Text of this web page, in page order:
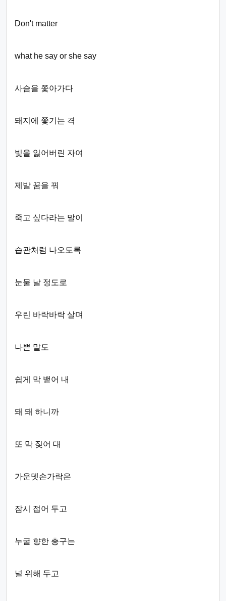
Don't matter
what he say or she say
사슴을 쫓아가다
돼지에 쫓기는 격
빛을 잃어버린 자여
제발 꿈을 꿔
죽고 싶다라는 말이
습관처럼 나오도록
눈물 날 정도로
우린 바락바락 살며
나쁜 말도
쉽게 막 뱉어 내
돼 돼 하니까
또 막 짖어 대
가운뎃손가락은
잠시 접어 두고
누굴 향한 총구는
널 위해 두고